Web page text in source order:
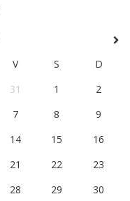
V S
D
31 1
2
7 8
9
14 15
16
21 22
23
28 29
30